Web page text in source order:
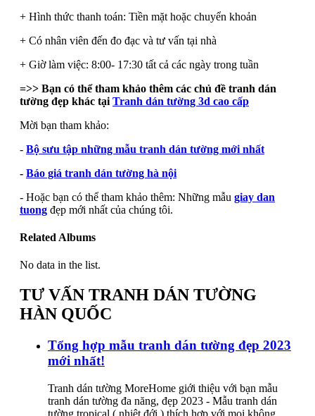
+ Hình thức thanh toán: Tiền mặt hoặc chuyển khoản
+ Có nhân viên đến đo đạc và tư vấn tại nhà
+ Giờ làm việc: 8:00- 17:30 tất cả các ngày trong tuần
=>> Bạn có thể tham khảo thêm các chủ đề tranh dán
tường đẹp khác tại Tranh dán tường 3d cao cấp
Mời bạn tham khảo:
- Bộ sưu tập những mẫu tranh dán tường mới nhất
- Báo giá tranh dán tường hà nội
- Hoặc bạn có thể tham khảo thêm: Những mẫu giay dan
tuong đẹp mới nhất của chúng tôi.
Related Albums
No data in the list.
TƯ VẤN TRANH DÁN TƯỜNG
HÀN QUỐC
Tổng hợp mẫu tranh dán tường đẹp 2023
mới nhất!
Tranh dán tường MoreHome giới thiệu với bạn mẫu
tranh dán tường đa năng, đẹp 2023 - Mẫu tranh dán
tường tropical ( nhiệt đới ) thích hợp với mọi không